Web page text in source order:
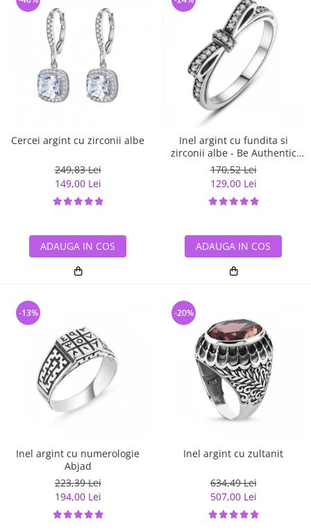
Cercei argint cu zirconii albe
249,83 Lei
149,00 Lei
ADAUGA IN COS
Inel argint cu fundita si
zirconii albe - Be Authentic
IST0007
170,52 Lei
129,00 Lei
ADAUGA IN COS
Inel argint cu numerologie
Abjad
223,39 Lei
194,00 Lei
-13%
Inel argint cu zultanit
634,49 Lei
507,00 Lei
-20%